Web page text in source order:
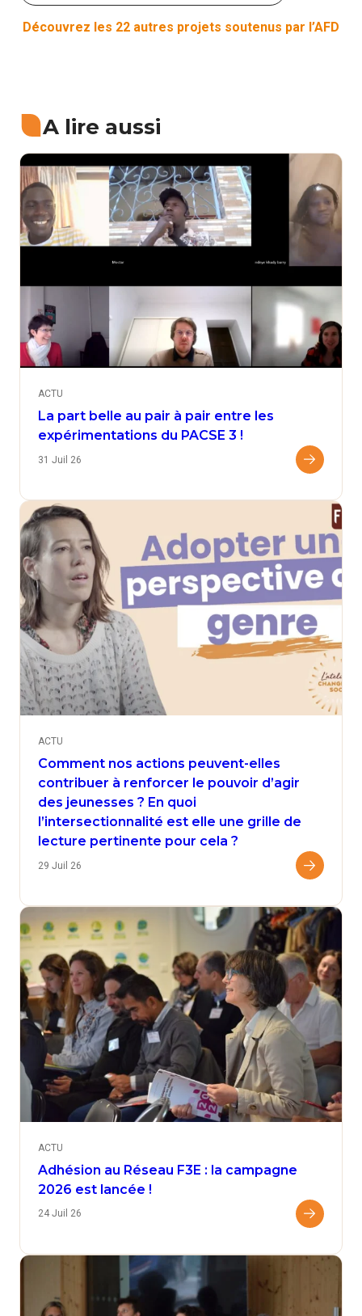
Découvrez les 22 autres projets soutenus par l’AFD
A lire aussi
ACTU
La part belle au pair à pair entre les
expérimentations du PACSE 3 !
31 Juil 26
ACTU
Comment nos actions peuvent-elles
contribuer à renforcer le pouvoir d’agir
des jeunesses ? En quoi
l’intersectionnalité est elle une grille de
lecture pertinente pour cela ?
29 Juil 26
ACTU
Adhésion au Réseau F3E : la campagne
2026 est lancée !
24 Juil 26